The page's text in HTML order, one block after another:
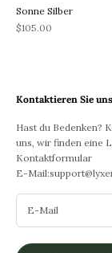
Sonne Silber
REA-pris
$105.00
Kontaktieren Sie
Hast du Bedenken?
uns, wir finden eine
Kontaktformular
E-Mail: